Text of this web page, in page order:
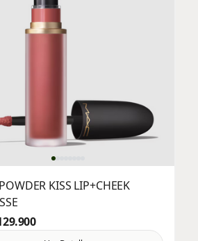
KISS LIP+CHEEK